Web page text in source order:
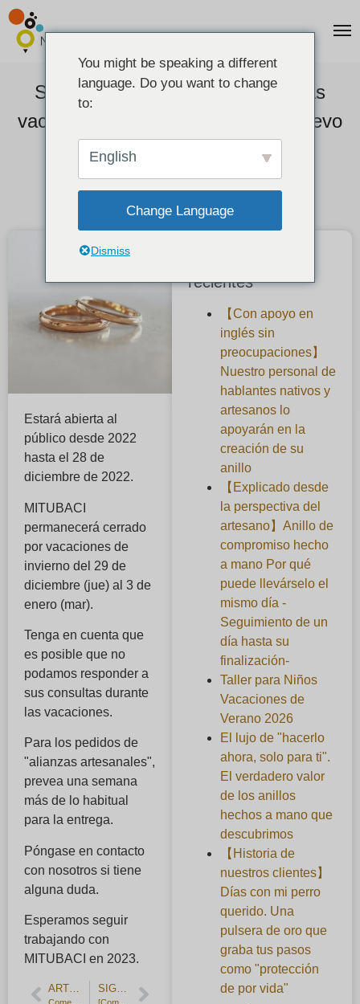
Sobre nuestro negocio durante las
vacaciones de fin de año y Año Nuevo
Estará abierta al
público desde 2022
hasta el 28 de
diciembre de 2022.
MITUBACI
permanecerá cerrado
por vacaciones de
invierno del 29 de
diciembre (jue) al 3 de
enero (mar).
Tenga en cuenta que
es posible que no
podamos responder a
sus consultas durante
las vacaciones.
Para los pedidos de
"alianzas artesanales",
prevea una semana
más de lo habitual
para la entrega.
Póngase en contacto
con nosotros si tiene
alguna duda.
Esperamos seguir
trabajando con
MITUBACI en 2023.
recientes
【Con apoyo en
inglés sin
preocupaciones】
Nuestro personal de
hablantes nativos y
artesanos lo
apoyarán en la
creación de su
anillo
【Explicado desde
la perspectiva del
artesano】Anillo de
compromiso hecho
a mano Por qué
puede llevárselo el
mismo día -
Seguimiento de un
día hasta su
finalización-
Taller para Niños
Vacaciones de
Verano 2026
El lujo de "hacerlo
ahora, solo para ti".
El verdadero valor
de los anillos
hechos a mano que
descubrimos
【Historia de
nuestros clientes】
Días con mi perro
querido. Una
pulsera de oro que
graba tus pasos
como "protección
de por vida"
You might be speaking a different
language. Do you want to change
to:
English
Change Language
Dismiss